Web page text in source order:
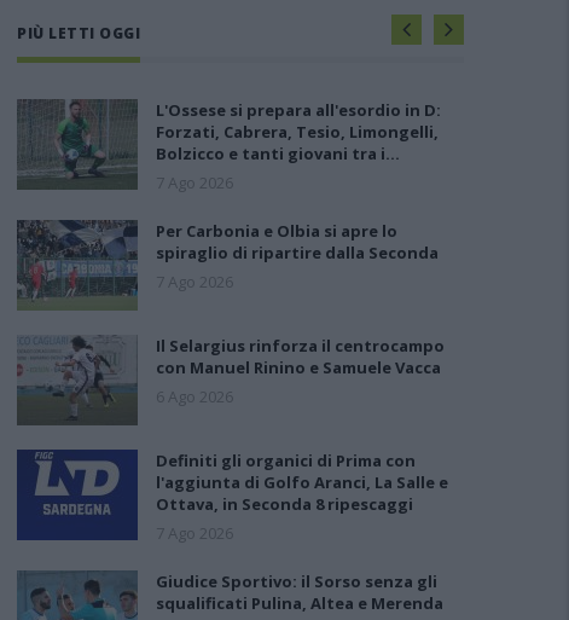
PIÙ LETTI OGGI
L'Ossese si prepara all'esordio in D:
Forzati, Cabrera, Tesio, Limongelli,
Bolzicco e tanti giovani tra i…
7 Ago 2026
Per Carbonia e Olbia si apre lo
spiraglio di ripartire dalla Seconda
7 Ago 2026
Il Selargius rinforza il centrocampo
con Manuel Rinino e Samuele Vacca
6 Ago 2026
Definiti gli organici di Prima con
l'aggiunta di Golfo Aranci, La Salle e
Ottava, in Seconda 8 ripescaggi
7 Ago 2026
Giudice Sportivo: il Sorso senza gli
squalificati Pulina, Altea e Merenda